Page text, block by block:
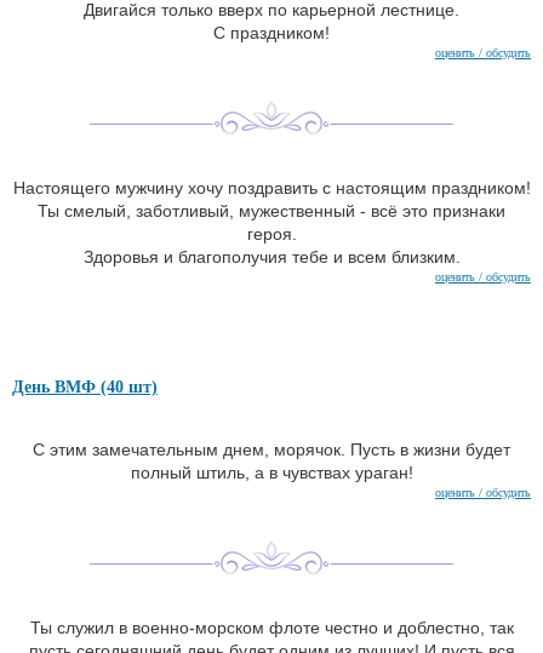
Двигайся только вверх по карьерной лестнице.
С праздником!
оценить / обсудить
Настоящего мужчину хочу поздравить с настоящим праздником!
Ты смелый, заботливый, мужественный - всё это признаки
героя.
Здоровья и благополучия тебе и всем близким.
оценить / обсудить
День ВМФ (40 шт)
С этим замечательным днем, морячок. Пусть в жизни будет
полный штиль, а в чувствах ураган!
оценить / обсудить
Ты служил в военно-морском флоте честно и доблестно, так